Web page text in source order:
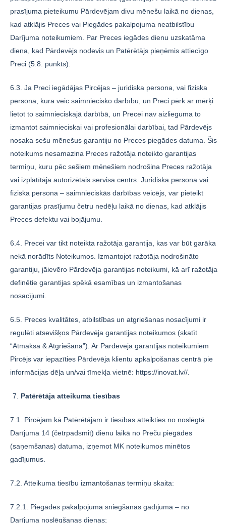
prasījuma pieteikumu Pārdevējam divu mēnešu laikā no dienas,
kad atklājis Preces vai Piegādes pakalpojuma neatbilstību
Darījuma noteikumiem. Par Preces iegādes dienu uzskatāma
diena, kad Pārdevējs nodevis un Patērētājs pieņēmis attiecīgo
Preci (5.8. punkts).
6.3. Ja Preci iegādājas Pircējas – juridiska persona, vai fiziska
persona, kura veic saimniecisko darbību, un Preci pērk ar mērķi
lietot to saimnieciskajā darbībā, un Precei nav aizlieguma to
izmantot saimnieciskai vai profesionālai darbībai, tad Pārdevējs
nosaka sešu mēnešus garantiju no Preces piegādes datuma. Šis
noteikums nesamazina Preces ražotāja noteikto garantijas
termiņu, kuru pēc sešiem mēnešiem nodrošina Preces ražotāja
vai izplatītāja autorizētais servisa centrs. Juridiska persona vai
fiziska persona – saimnieciskās darbības veicējs, var pieteikt
garantijas prasījumu četru nedēļu laikā no dienas, kad atklājis
Preces defektu vai bojājumu.
6.4. Precei var tikt noteikta ražotāja garantija, kas var būt garāka
nekā norādīts Noteikumos. Izmantojot ražotāja nodrošināto
garantiju, jāievēro Pārdevēja garantijas noteikumi, kā arī ražotāja
definētie garantijas spēkā esamības un izmantošanas
nosacījumi.
6.5. Preces kvalitātes, atbilstības un atgriešanas nosacījumi ir
regulēti atsevišķos Pārdevēja garantijas noteikumos (skatīt
“Atmaksa & Atgriešana”). Ar Pārdevēja garantijas noteikumiem
Pircējs var iepazīties Pārdevēja klientu apkalpošanas centrā pie
informācijas dēļa un/vai tīmekļa vietnē: https://inovat.lv//.
Patērētāja atteikuma tiesības
7.1. Pircējam kā Patērētājam ir tiesības atteikties no noslēgtā
Darījuma 14 (četrpadsmit) dienu laikā no Preču piegādes
(saņemšanas) datuma, izņemot MK noteikumos minētos
gadījumus.
7.2. Atteikuma tiesību izmantošanas termiņu skaita:
7.2.1. Piegādes pakalpojuma sniegšanas gadījumā – no
Darījuma noslēgšanas dienas;